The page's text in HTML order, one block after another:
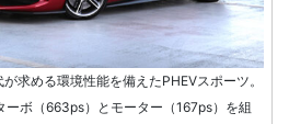
求める環境性能を備えたPHEVスポーツ。
ボ（663ps）とモーター（167ps）を組